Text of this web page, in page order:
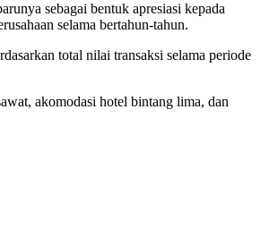
sebagai bentuk apresiasi kepada
selama bertahun-tahun.
total nilai transaksi selama periode
akomodasi hotel bintang lima, dan